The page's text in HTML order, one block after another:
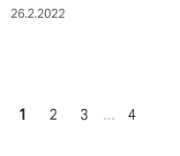
26.2.2022
1 2 3 … 4